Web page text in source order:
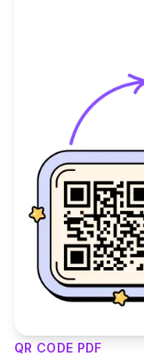
QR CODE PDF